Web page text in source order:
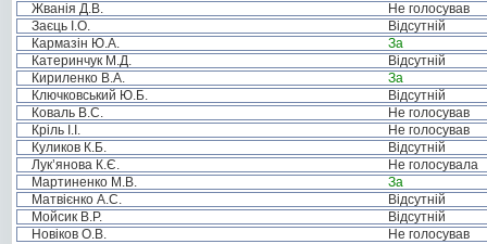
Жванія Д.В.
Не голосував
Заєць І.О.
Відсутній
Кармазін Ю.А.
За
Катеринчук М.Д.
Відсутній
Кириленко В.А.
За
Ключковський Ю.Б.
Відсутній
Коваль В.С.
Не голосував
Кріль І.І.
Не голосував
Куликов К.Б.
Відсутній
Лук’янова К.Є.
Не голосувала
Мартиненко М.В.
За
Матвієнко А.С.
Відсутній
Мойсик В.Р.
Відсутній
Новіков О.В.
Не голосував